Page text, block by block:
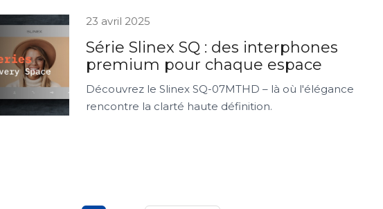
23 avril 2025
Série Slinex SQ : des interphones
premium pour chaque espace
Découvrez le Slinex SQ-07MTHD – là où l'élégance
rencontre la clarté haute définition.